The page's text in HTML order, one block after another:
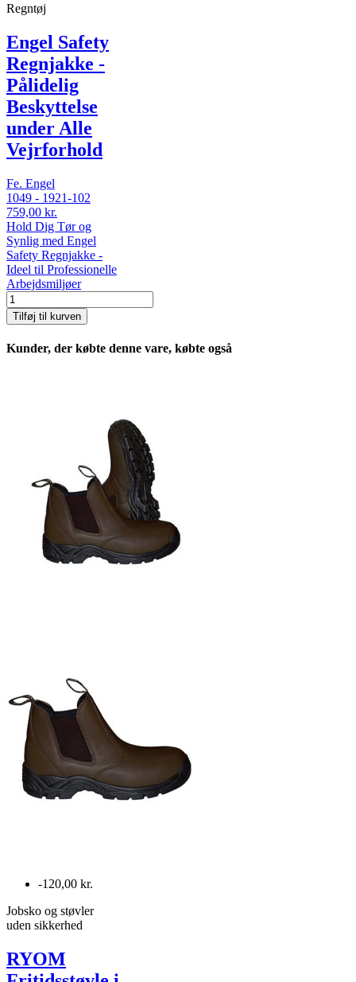
Regntøj
Engel Safety
Regnjakke -
Pålidelig
Beskyttelse
under Alle
Vejrforhold
Fe. Engel
1049 - 1921-102
759,00 kr.
Hold Dig Tør og
Synlig med Engel
Safety Regnjakke -
Ideel til Professionelle
Arbejdsmiljøer
Tilføj til kurven
Kunder, der købte denne vare, købte også
-120,00 kr.
Jobsko og støvler
uden sikkerhed
RYOM